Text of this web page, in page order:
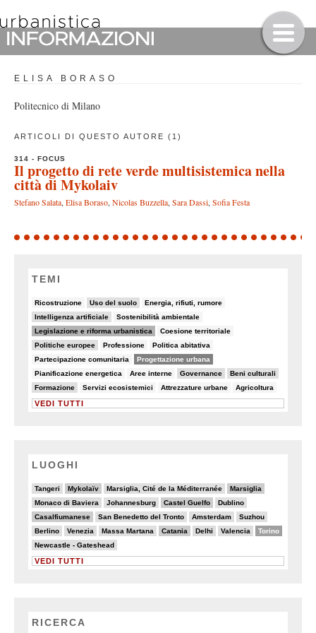
ELISA BORASO
Politecnico di Milano
ARTICOLI DI QUESTO AUTORE (1)
314 - FOCUS
Il progetto di rete verde multisistemica nella
città di Mykolaiv
Stefano Salata, Elisa Boraso, Nicolas Buzzella, Sara Dassi, Sofia Festa
TEMI
Ricostruzione
6/82 Uso del suolo
9/82 Energia, rifiuti, rumore
6/82
Intelligenza artificiale
11/82 Sostenibilità ambientale
5/82
Legislazione e riforma urbanistica
34/82 Coesione territoriale
8/82
Politiche europee
11/82 Professione
5/82 Politica abitativa
8/82
Partecipazione comunitaria
7/82 Progettazione urbana
50/82
Pianificazione energetica
5/82 Aree interne
8/82 Governance
18/82 Beni culturali
11/82
Formazione
9/82 Servizi ecosistemici
6/82 Attrezzature urbane
5/82 Agricoltura
5/82
VEDI TUTTI
LUOGHI
Tangeri
2/20 Mykolaïv
7/20 Marsiglia, Cité de la Méditerranée
2/20 Marsiglia
6/20
Monaco di Baviera
4/20 Johannesburg
3/20 Castel Guelfo
6/20 Dublino
3/20
Casalfiumanese
6/20 San Benedetto del Tronto
3/20 Amsterdam
3/20 Suzhou
2/20
Berlino
2/20 Venezia
4/20 Massa Martana
2/20 Catania
6/20 Delhi
4/20 Valencia
5/20 Torino
10/20
Newcastle - Gateshead
3/20
VEDI TUTTI
RICERCA